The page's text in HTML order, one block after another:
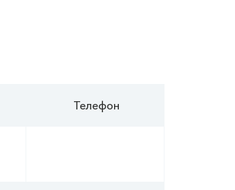
Телефон